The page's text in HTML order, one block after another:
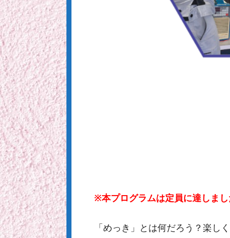
※本プログラムは定員に達しま
「めっき」とは何だろう？楽し